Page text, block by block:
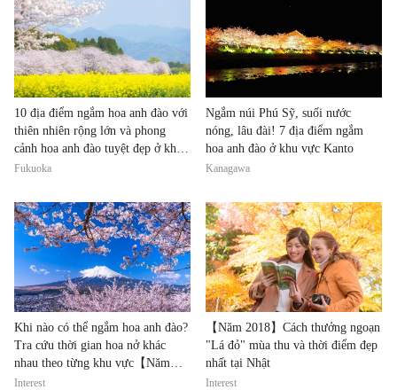
10 địa điểm ngắm hoa anh đào với
thiên nhiên rộng lớn và phong
cảnh hoa anh đào tuyệt đẹp ở khu
vực Kyushu
Fukuoka
Ngắm núi Phú Sỹ, suối nước
nóng, lâu đài! 7 địa điểm ngắm
hoa anh đào ở khu vực Kanto
Kanagawa
Khi nào có thể ngắm hoa anh đào?
Tra cứu thời gian hoa nở khác
nhau theo từng khu vực【Năm
2020】
Interest
【Năm 2018】Cách thưởng ngoạn
"Lá đỏ" mùa thu và thời điểm đẹp
nhất tại Nhật
Interest